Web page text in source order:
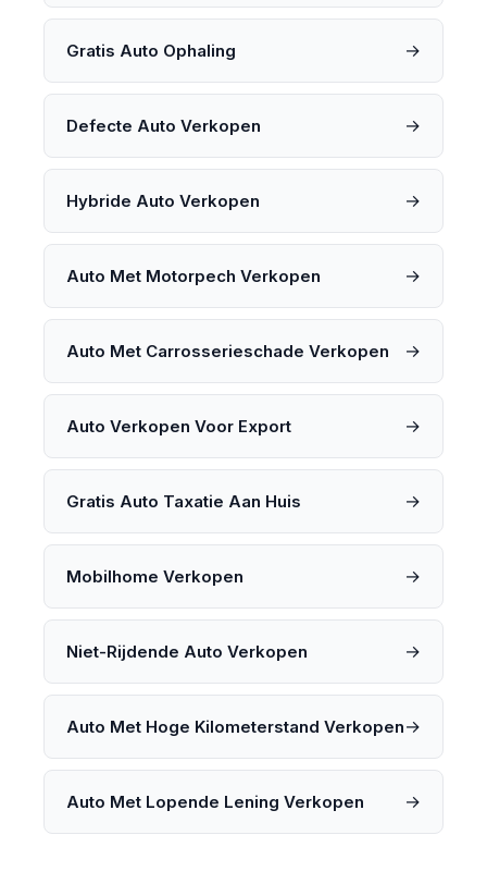
Gratis Auto Ophaling →
Defecte Auto Verkopen →
Hybride Auto Verkopen →
Auto Met Motorpech Verkopen →
Auto Met Carrosserieschade Verkopen →
Auto Verkopen Voor Export →
Gratis Auto Taxatie Aan Huis →
Mobilhome Verkopen →
Niet-Rijdende Auto Verkopen →
Auto Met Hoge Kilometerstand Verkopen→
Auto Met Lopende Lening Verkopen →